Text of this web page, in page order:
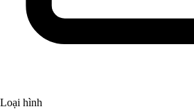
Loại hình